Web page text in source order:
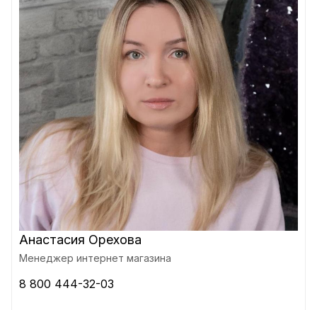
Анастасия Орехова
Менеджер интернет магазина
8 800 444-32-03